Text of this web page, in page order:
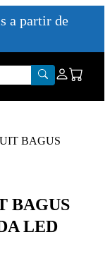
a partir de
BAGUS
BAGUS
LED